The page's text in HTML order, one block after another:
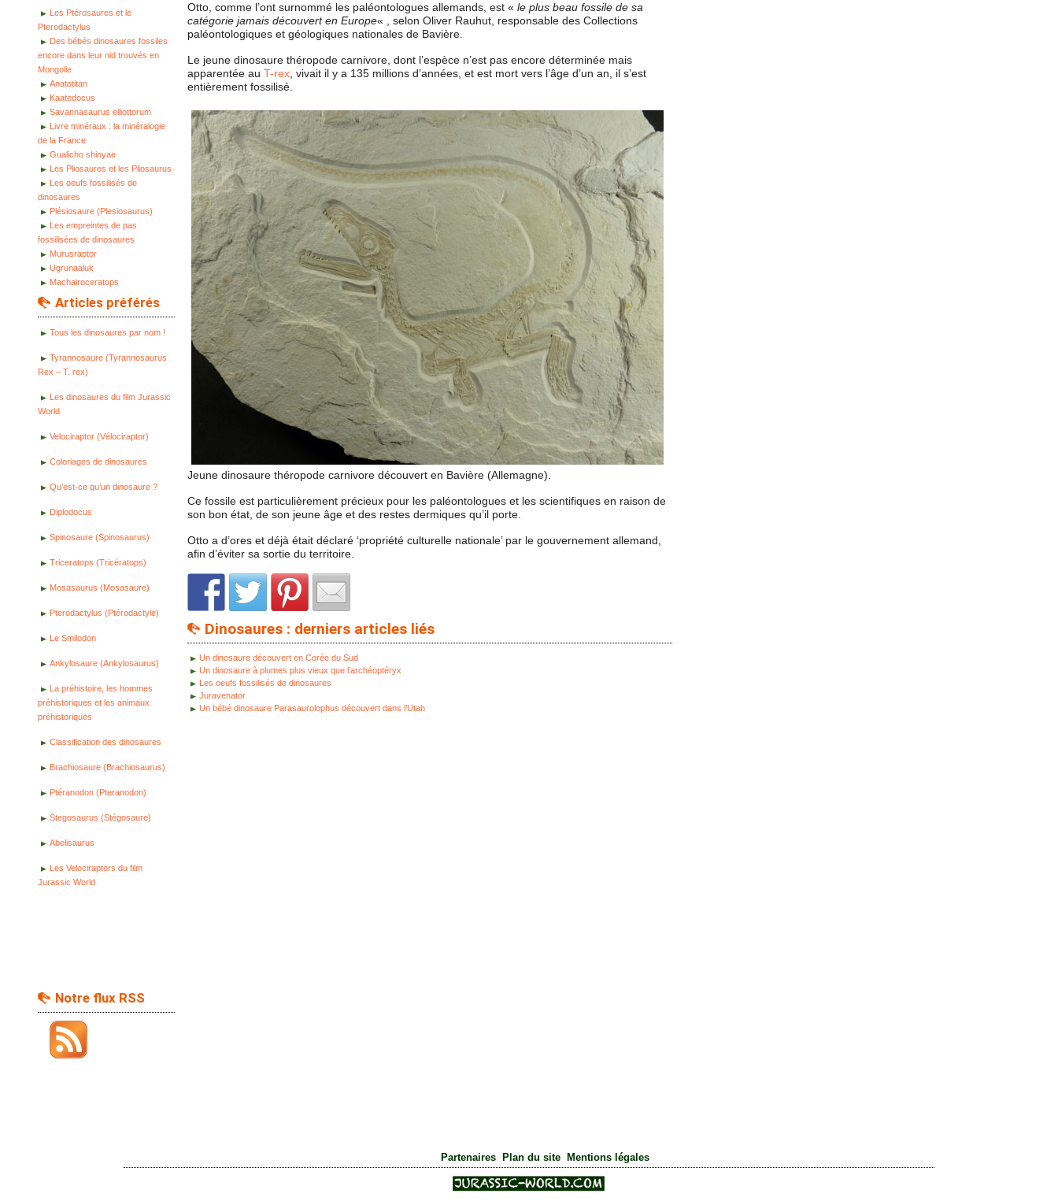
Les Ptérosaures et le
Pterodactylus
Des bébés dinosaures fossiles
encore dans leur nid trouvés en
Mongolie
Anatotitan
Kaatedocus
Savannasaurus elliottorum
Livre minéraux : la minéralogie
de la France
Gualicho shinyae
Les Pliosaures et les Pliosaurus
Les oeufs fossilisés de
dinosaures
Plésiosaure (Plesiosaurus)
Les empreintes de pas
fossilisées de dinosaures
Murusraptor
Ugrunaaluk
Machairoceratops
Articles préférés
Tous les dinosaures par nom !
Tyrannosaure (Tyrannosaurus
Rex – T. rex)
Les dinosaures du film Jurassic
World
Velociraptor (Vélociraptor)
Coloriages de dinosaures
Qu’est-ce qu’un dinosaure ?
Diplodocus
Spinosaure (Spinosaurus)
Triceratops (Tricératops)
Mosasaurus (Mosasaure)
Pterodactylus (Ptérodactyle)
Le Smilodon
Ankylosaure (Ankylosaurus)
La préhistoire, les hommes
préhistoriques et les animaux
préhistoriques
Classification des dinosaures
Brachiosaure (Brachiosaurus)
Ptéranodon (Pteranodon)
Stegosaurus (Stégosaure)
Abelisaurus
Les Velociraptors du film
Jurassic World
Notre flux RSS
Otto, comme l’ont surnommé les paléontologues allemands, est « le plus beau fossile de sa
catégorie jamais découvert en Europe« , selon Oliver Rauhut, responsable des Collections
paléontologiques et géologiques nationales de Bavière.
Le jeune dinosaure théropode carnivore, dont l’espèce n’est pas encore déterminée mais
apparentée au T-rex, vivait il y a 135 millions d’années, et est mort vers l’âge d’un an, il s’est
entièrement fossilisé.
Jeune dinosaure théropode carnivore découvert en Bavière (Allemagne).
Ce fossile est particulièrement précieux pour les paléontologues et les scientifiques en raison de
son bon état, de son jeune âge et des restes dermiques qu’il porte.
Otto a d’ores et déjà était déclaré ‘propriété culturelle nationale’ par le gouvernement allemand,
afin d’éviter sa sortie du territoire.
Dinosaures : derniers articles liés
Un dinosaure découvert en Corée du Sud
Un dinosaure à plumes plus vieux que l’archéoptéryx
Les oeufs fossilisés de dinosaures
Juravenator
Un bébé dinosaure Parasaurolophus découvert dans l’Utah
Partenaires| Plan du site| Mentions légales